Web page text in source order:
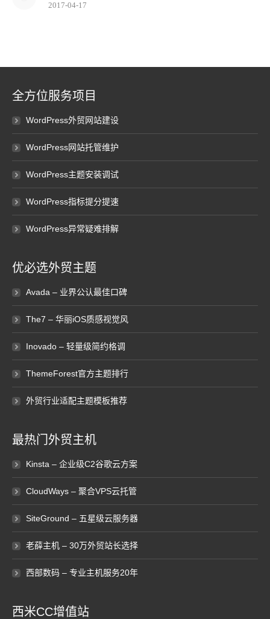
2017-04-17
全方位服务项目
WordPress外贸网站建设
WordPress网站托管维护
WordPress主题安装调试
WordPress指标提分提速
WordPress异常疑难排解
优必选外贸主题
Avada – 业界公认最佳口碑
The7 – 华丽iOS质感视觉风
Inovado – 轻量级简约格调
ThemeForest官方主题排行
外贸行业适配主题模板推荐
最热门外贸主机
Kinsta – 企业级C2谷歌云方案
CloudWays – 聚合VPS云托管
SiteGround – 五星级云服务器
老薛主机 – 30万外贸站长选择
西部数码 – 专业主机服务20年
西米CC增值站